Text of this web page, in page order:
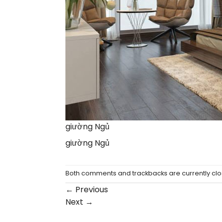
giường Ngủ
giường Ngủ
Both comments and trackbacks are currently
← Previous
Next →